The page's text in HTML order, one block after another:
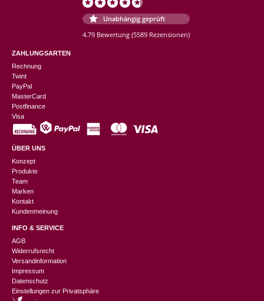
Unabhängig geprüft
4.79 Bewertung (5589 Rezensionen)
ZAHLUNGSARTEN
Rechnung
Twint
PayPal
MasterCard
Postfinance
Visa
ÜBER UNS
Konzept
Produkte
Team
Marken
Kontakt
Kundenmeinung
INFO & SERVICE
AGB
Widerrufsrecht
Versandinformation
Impressum
Datenschutz
Einstellungen zur Privatsphäre